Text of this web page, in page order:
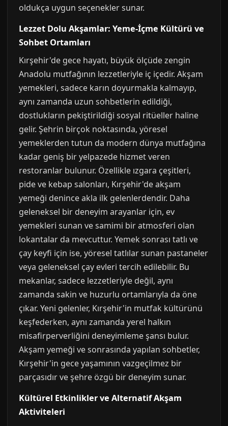
oldukça uygun seçenekler sunar.
Lezzet Dolu Akşamlar: Yeme-İçme Kültürü ve
Sohbet Ortamları
Kırşehir'de gece hayatı, büyük ölçüde zengin
Anadolu mutfağının lezzetleriyle iç içedir. Akşam
yemekleri, sadece karın doyurmakla kalmayıp,
aynı zamanda uzun sohbetlerin edildiği,
dostlukların pekiştirildiği sosyal ritüeller haline
gelir. Şehrin birçok noktasında, yöresel
yemeklerden tutun da modern dünya mutfağına
kadar geniş bir yelpazede hizmet veren
restoranlar bulunur. Özellikle ızgara çeşitleri,
pide ve kebap salonları, Kırşehir'de akşam
yemeği denince akla ilk gelenlerdendir. Daha
geleneksel bir deneyim arayanlar için, ev
yemekleri sunan ve samimi bir atmosferi olan
lokantalar da mevcuttur. Yemek sonrası tatlı ve
çay keyfi için ise, yöresel tatlılar sunan pastaneler
veya geleneksel çay evleri tercih edilebilir. Bu
mekanlar, sadece lezzetleriyle değil, aynı
zamanda sakin ve huzurlu ortamlarıyla da öne
çıkar. Yeni gelenler, Kırşehir'in mutfak kültürünü
keşfederken, aynı zamanda yerel halkın
misafirperverliğini deneyimleme şansı bulur.
Akşam yemeği ve sonrasında yapılan sohbetler,
Kırşehir'in gece yaşamının vazgeçilmez bir
parçasıdır ve şehre özgü bir deneyim sunar.
Kültürel Etkinlikler ve Alternatif Akşam
Aktiviteleri